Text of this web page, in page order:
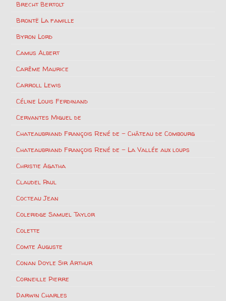
Brecht Bertolt
Brontë La famille
Byron Lord
Camus Albert
Carême Maurice
Carroll Lewis
Céline Louis Ferdinand
Cervantes Miguel de
Chateaubriand François René de – Château de Combourg
Chateaubriand François René de – La Vallée aux loups
Christie Agatha
Claudel Paul
Cocteau Jean
Coleridge Samuel Taylor
Colette
Comte Auguste
Conan Doyle Sir Arthur
Corneille Pierre
Darwin Charles